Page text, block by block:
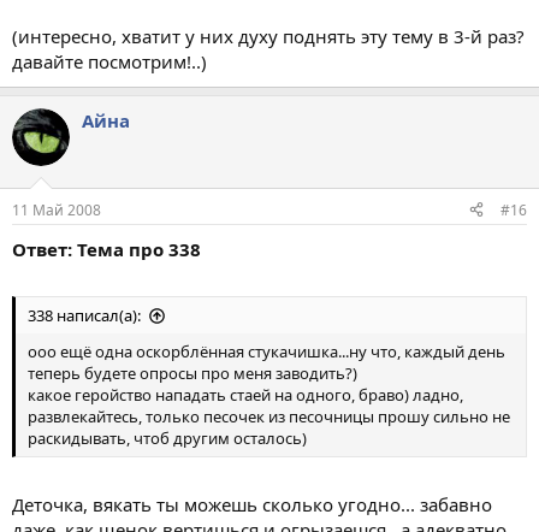
(интересно, хватит у них духу поднять эту тему в 3-й раз?
давайте посмотрим!..)
Айна
11 Май 2008 #16
Ответ: Тема про 338
338 написал(а):
ооо ещё одна оскорблённая стукачишка...ну что, каждый день
теперь будете опросы про меня заводить?)
какое геройство нападать стаей на одного, браво) ладно,
развлекайтесь, только песочек из песочницы прошу сильно не
раскидывать, чтоб другим осталось)
Деточка, вякать ты можешь сколько угодно... забавно